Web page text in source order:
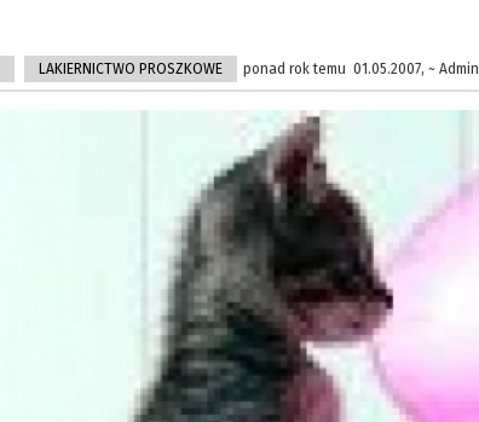
LAKIERNICTWO PROSZKOWE ponad rok temu 01.05.2007, ~